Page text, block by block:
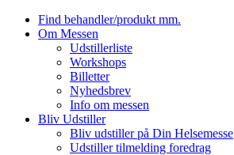
Find behandler/produkt mm.
Om Messen
Udstillerliste
Workshops
Billetter
Nyhedsbrev
Info om messen
Bliv Udstiller
Bliv udstiller på Din Helsemesse
Udstiller tilmelding foredrag